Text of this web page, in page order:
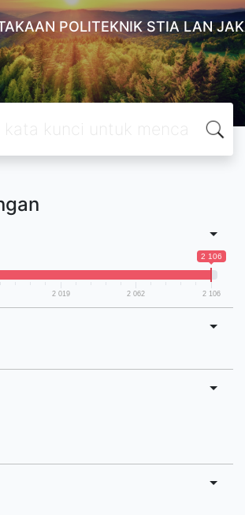
POLITEKNIK STIA LAN
2 106
2 019 2 062 2 106